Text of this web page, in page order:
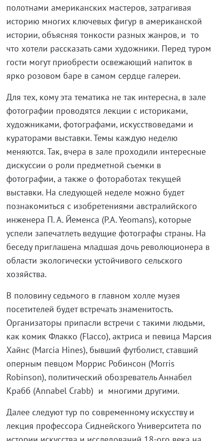
полотнами американских мастеров, затрагивая
историю многих ключевых фигур в американской
истории, объясняя тонкости разных жанров, и то
что хотели рассказать сами художники. Перед туром
гости могут приобрести освежающий напиток в
ярко розовом баре в самом сердце галереи.
Для тех, кому эта тематика не так интересна, в зале
фотографии проводятся лекции с историками,
художниками, фотографами, искусствоведами и
кураторами выставки. Темы каждую неделю
меняются. Так, вчера в зале проходили интересные
дискуссии о роли предметной съемки в
фотографии, а также о фотоработах текущей
выставки. На следующей неделе можно будет
познакомиться с изобретениями австралийского
инженера П. А. Йеменса (P.A. Yeomans), которые
успели запечатлеть ведущие фотографы страны. На
беседу приглашена младшая дочь революционера в
области экологически устойчивого сельского
хозяйства.
В половину седьмого в главном холле музея
посетителей будет встречать знаменитость.
Организаторы припасли встречи с такими людьми,
как комик Флакко (Flacco), актриса и певица Марсия
Хайнс (Marcia Hines), бывший футболист, ставший
оперным певцом Моррис Робинсон (Morris
Robinson), политический обозреватель Аннабел
Крабб (Annabel Crabb) и многими другими.
Далее следуют тур по современному искусству и
лекция профессора Сиднейского Университета по